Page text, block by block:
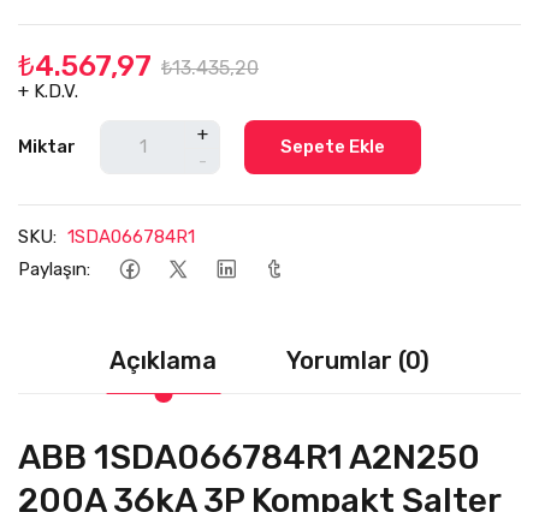
₺4.567,97 ₺13.435,20
+ K.D.V.
Miktar
+
-
Sepete Ekle
SKU: 1SDA066784R1
Paylaşın:
Açıklama Yorumlar (0)
ABB 1SDA066784R1 A2N250
200A 36kA 3P Kompakt Şalter